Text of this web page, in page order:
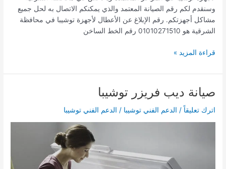
وسنقدم لكم رقم الصيانة المعتمد والذي يمكنكم الاتصال به لحل جميع
مشاكل أجهزتكم. رقم الإبلاغ عن الأعطال لأجهزة توشيبا في محافظة
الشرقية هو 01010271510 رقم الخط الساخن
قراءة المزيد »
صيانة ديب فريزر توشيبا
اترك تعليقاً / الدعم الفني توشيبا / الدعم الفني توشيبا
صيانة
ديب
فريزر
توشيبا